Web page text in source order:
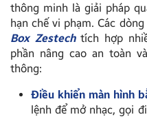
thông minh là giải pháp
hạn chế vi phạm. Các dòng
Box Zestechtích hợp
phần nâng cao an toàn
thông:
Điều khiển màn hình
lệnh để mở nhạc, gọi